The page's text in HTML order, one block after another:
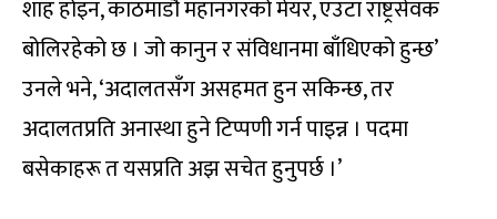
शाह होइन, काठमाडौं महानगरको मेयर, एउटा राष्ट्रसेवक
बोलिरहेको छ । जो कानुन र संविधानमा बाँधिएको हुन्छ’
उनले भने, ‘अदालतसँग असहमत हुन सकिन्छ, तर
अदालतप्रति अनास्था हुने टिप्पणी गर्न पाइन्न । पदमा
बसेकाहरू त यसप्रति अझ सचेत हुनुपर्छ ।’